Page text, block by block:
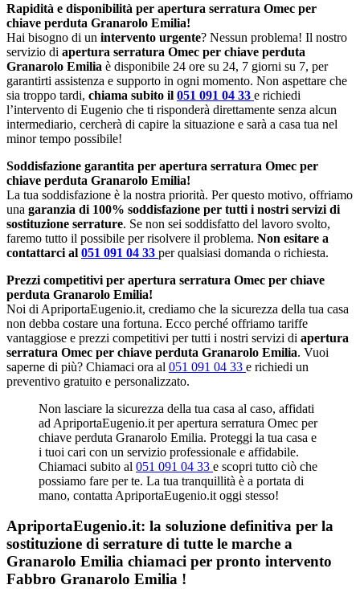
Rapidità e disponibilità per apertura serratura Omec per
chiave perduta Granarolo Emilia!
Hai bisogno di un intervento urgente? Nessun problema! Il nostro
servizio di apertura serratura Omec per chiave perduta
Granarolo Emilia è disponibile 24 ore su 24, 7 giorni su 7, per
garantirti assistenza e supporto in ogni momento. Non aspettare che
sia troppo tardi, chiama subito il 051 091 04 33 e richiedi
l’intervento di Eugenio che ti risponderà direttamente senza alcun
intermediario, cercherà di capire la situazione e sarà a casa tua nel
minor tempo possibile!
Soddisfazione garantita per apertura serratura Omec per
chiave perduta Granarolo Emilia!
La tua soddisfazione è la nostra priorità. Per questo motivo, offriamo
una garanzia di 100% soddisfazione per tutti i nostri servizi di
sostituzione serrature. Se non sei soddisfatto del lavoro svolto,
faremo tutto il possibile per risolvere il problema. Non esitare a
contattarci al 051 091 04 33 per qualsiasi domanda o richiesta.
Prezzi competitivi per apertura serratura Omec per chiave
perduta Granarolo Emilia!
Noi di ApriportaEugenio.it, crediamo che la sicurezza della tua casa
non debba costare una fortuna. Ecco perché offriamo tariffe
vantaggiose e prezzi competitivi per tutti i nostri servizi di apertura
serratura Omec per chiave perduta Granarolo Emilia. Vuoi
saperne di più? Chiamaci ora al 051 091 04 33 e richiedi un
preventivo gratuito e personalizzato.
Non lasciare la sicurezza della tua casa al caso, affidati
ad ApriportaEugenio.it per apertura serratura Omec per
chiave perduta Granarolo Emilia. Proteggi la tua casa e
i tuoi cari con un servizio professionale e affidabile.
Chiamaci subito al 051 091 04 33 e scopri tutto ciò che
possiamo fare per te. La tua tranquillità è a portata di
mano, contatta ApriportaEugenio.it oggi stesso!
ApriportaEugenio.it: la soluzione definitiva per la
sostituzione di serrature di tutte le marche a
Granarolo Emilia chiamaci per pronto intervento
Fabbro Granarolo Emilia !